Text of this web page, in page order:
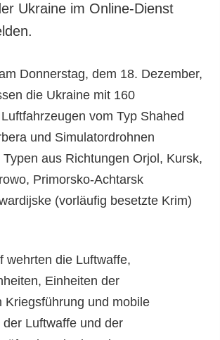
Ukraine im Online-Dienst
Donnerstag, dem 18. Dezember,
die Ukraine mit 160
vom Typ Shahed
und Simulatordrohnen
aus Richtungen Orjol, Kursk,
Primorsko-Achtarsk
(vorläufig besetzte Krim)
wehrten die Luftwaffe,
Einheiten der
Kriegsführung und mobile
Luftwaffe und der